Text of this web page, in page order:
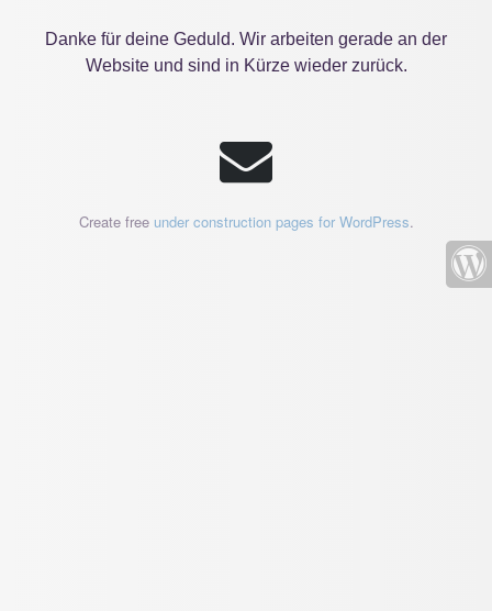
Danke für deine Geduld. Wir arbeiten gerade an der
Website und sind in Kürze wieder zurück.
Create free under construction pages for WordPress.